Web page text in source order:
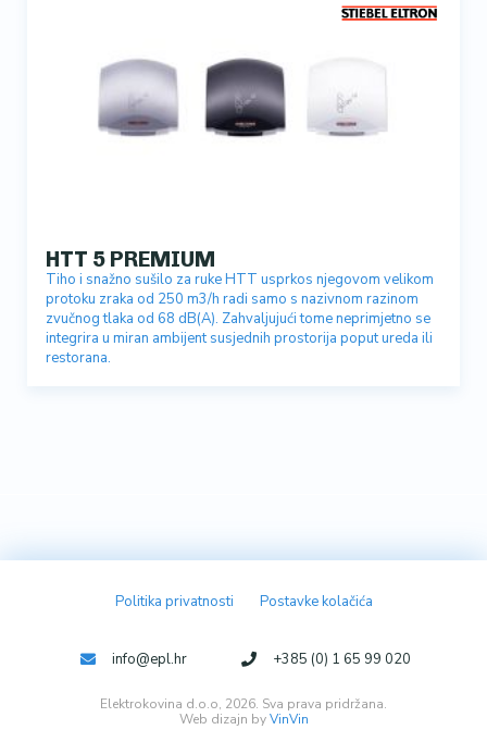
HTT 5 PREMIUM
Tiho i snažno sušilo za ruke HTT usprkos njegovom velikom
protoku zraka od 250 m3/h radi samo s nazivnom razinom
zvučnog tlaka od 68 dB(A). Zahvaljujući tome neprimjetno se
integrira u miran ambijent susjednih prostorija poput ureda ili
restorana.
Politika privatnosti Postavke kolačića
Web dizajn byVinVin
Elektrokovina d.o.o, 2026. Sva prava pridržana.
info@epl.hr +385 (0) 1 65 99 020